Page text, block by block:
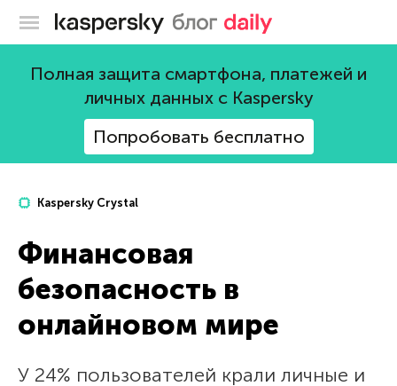
Блог Касперского
Полная защита смартфона, платежей и
личных данных с Kaspersky
Попробовать бесплатно
Kaspersky Crystal
Финансовая
безопасность в
онлайновом мире
У 24% пользователей крали личные и